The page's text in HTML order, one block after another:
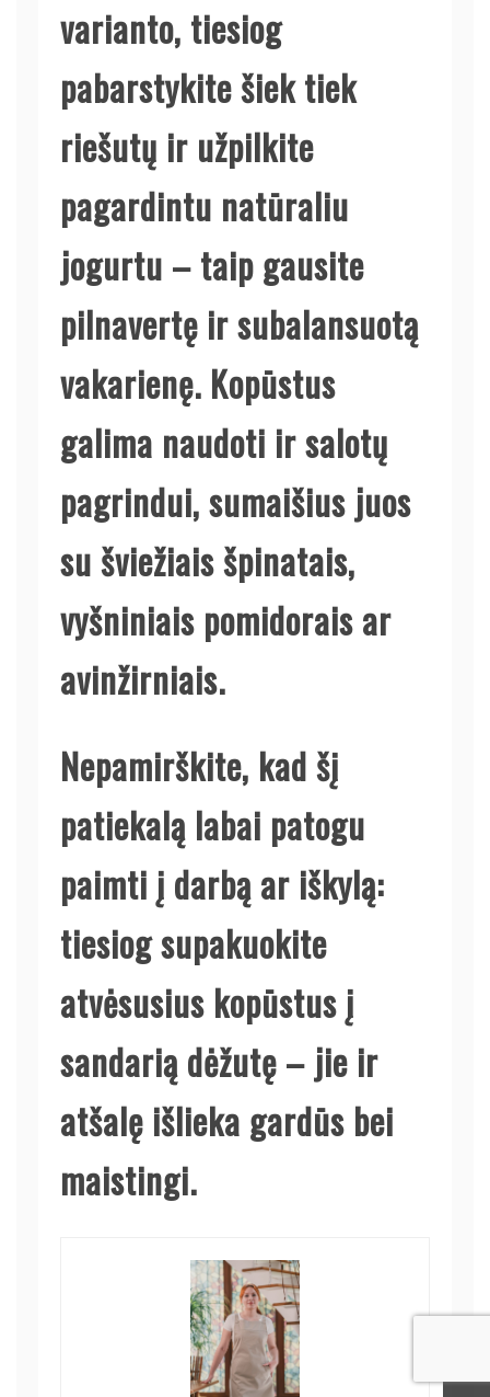
varianto, tiesiog
pabarstykite šiek tiek
riešutų ir užpilkite
pagardintu natūraliu
jogurtu – taip gausite
pilnavertę ir subalansuotą
vakarienę. Kopūstus
galima naudoti ir salotų
pagrindui, sumaišius juos
su šviežiais špinatais,
vyšniniais pomidorais ar
avinžirniais.
Nepamirškite, kad šį
patiekalą labai patogu
paimti į darbą ar iškylą:
tiesiog supakuokite
atvėsusius kopūstus į
sandarią dėžutę – jie ir
atšalę išlieka gardūs bei
maistingi.